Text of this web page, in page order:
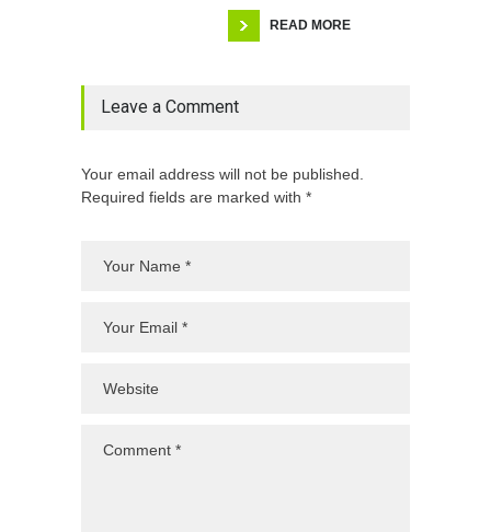
READ MORE
Leave a Comment
Your email address will not be published.
Required fields are marked with *